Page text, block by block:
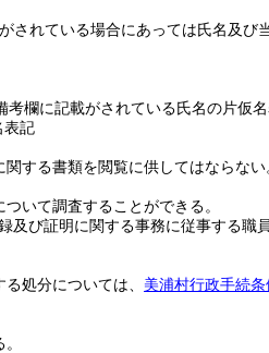
されている場合にあっては氏名及
欄に記載がされている氏名の片仮
表記
する書類を閲覧に供してはならない
いて調査することができる。
及び証明に関する事務に従事する
処分については、 美浦村行政手続条